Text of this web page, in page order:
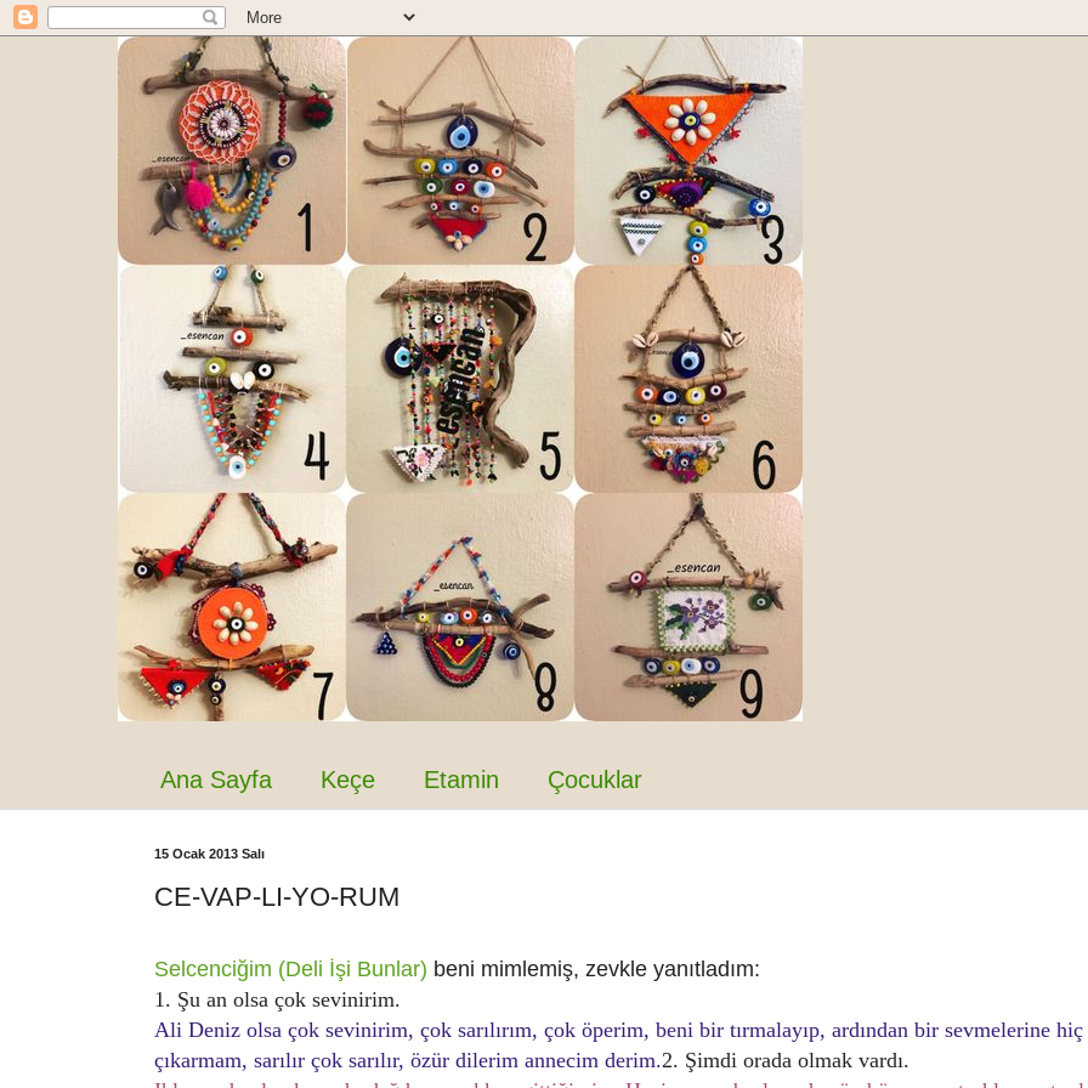
Ana Sayfa Keçe Etamin Çocuklar
15 Ocak 2013 Salı
CE-VAP-LI-YO-RUM
Selcenciğim (Deli İşi Bunlar) beni mimlemiş, zevkle yanıtladım:
1. Şu an olsa çok sevinirim.
Ali Deniz olsa çok sevinirim, çok sarılırım, çok öperim, beni bir tırmalayıp, ardından bir sevmelerine hiç
çıkarmam, sarılır çok sarılır, özür dilerim annecim derim.2. Şimdi orada olmak vardı.